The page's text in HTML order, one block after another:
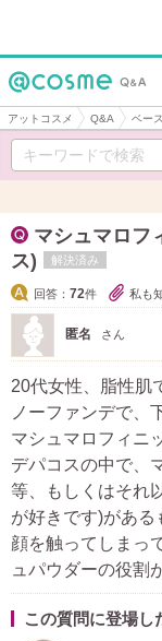
アットコスメ Q&A ベー
マシュマロフ
ス)
解決済み
回答： 72件 私も
匿名 さん
20代女性、脂性肌
ノーファンデで、
マシュマロフィニ
デパコスの中で、
等、もしくはそれ
が好きです)がある
顔を触ってしまっ
ュパウダーの役割
この質問に登場し